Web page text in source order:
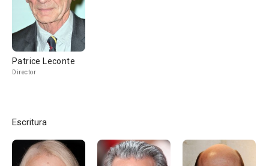
Patrice Leconte
Director
Escritura